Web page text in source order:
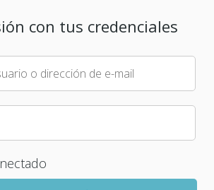
con tus credenciales
o dirección de e-mail